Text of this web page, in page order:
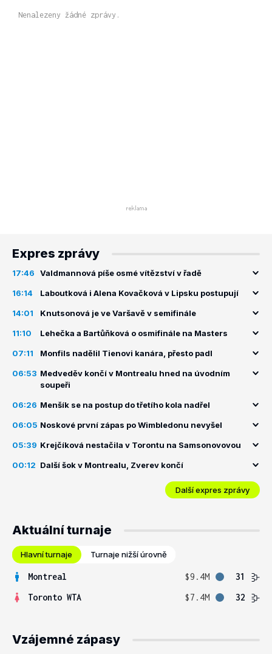
Nenalezeny žádné zprávy.
Expres zprávy
17:46 Valdmannová píše osmé vítězství v řadě
16:14 Laboutková i Alena Kovačková v Lipsku postupují
14:01 Knutsonová je ve Varšavě v semifinále
11:10 Lehečka a Bartůňková o osmifinále na Masters
07:11 Monfils nadělil Tienovi kanára, přesto padl
06:53 Medveděv končí v Montrealu hned na úvodním
soupeři
06:26 Menšík se na postup do třetího kola nadřel
06:05 Noskové první zápas po Wimbledonu nevyšel
05:39 Krejčíková nestačila v Torontu na Samsonovovou
00:12 Další šok v Montrealu, Zverev končí
Další expres zprávy
Aktuální turnaje
Hlavní turnaje Turnaje nižší úrovně
Montreal $9.4M
31
Toronto WTA
$7.4M 32
Vzájemné zápasy